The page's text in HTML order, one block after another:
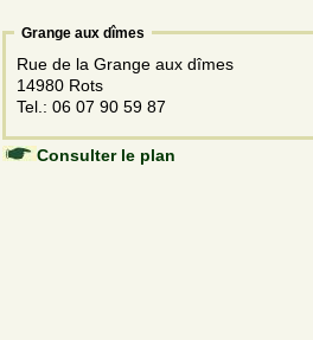
Grange aux dîmes
Rue de la Grange aux dîmes
14980 Rots
Tel.: 06 07 90 59 87
Consulter le plan